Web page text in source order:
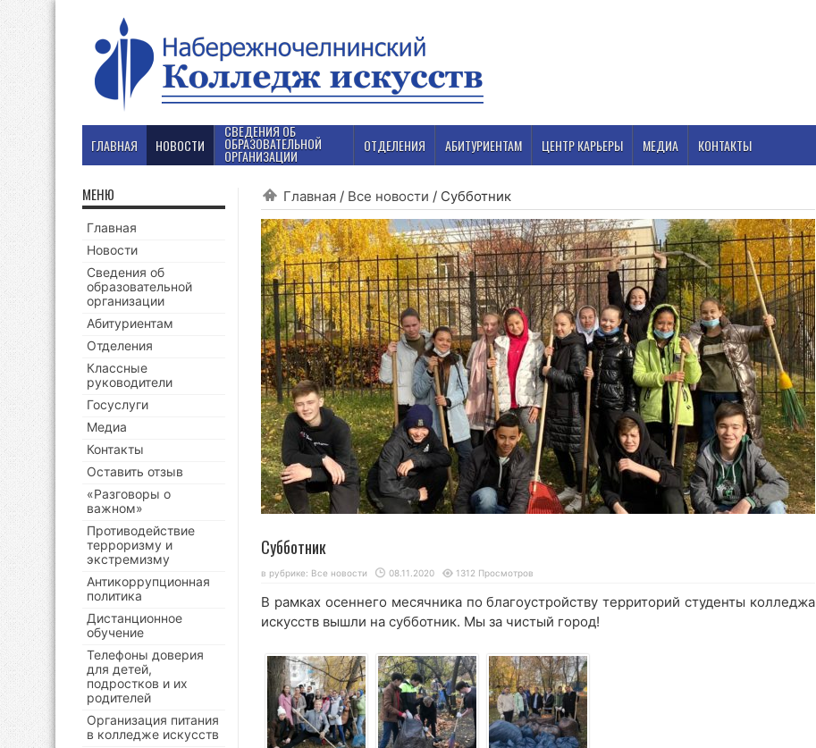
ГЛАВНАЯ НОВОСТИ
СВЕДЕНИЯ ОБ
ОБРАЗОВАТЕЛЬНОЙ
ОРГАНИЗАЦИИ
ОТДЕЛЕНИЯ АБИТУРИЕНТАМ ЦЕНТР КАРЬЕРЫ МЕДИА КОНТАКТЫ
Главная / Все новости / Субботник
Субботник
в рубрике: Все новости 08.11.2020 1312 Просмотров
В рамках осеннего месячника по благоустройству территорий студенты колледжа
искусств вышли на субботник. Мы за чистый город!
МЕНЮ
Главная
Новости
Сведения об
образовательной
организации
Абитуриентам
Отделения
Классные
руководители
Госуслуги
Медиа
Контакты
Оставить отзыв
«Разговоры о
важном»
Противодействие
терроризму и
экстремизму
Антикоррупционная
политика
Дистанционное
обучение
Телефоны доверия
для детей,
подростков и их
родителей
Организация питания
в колледже искусств